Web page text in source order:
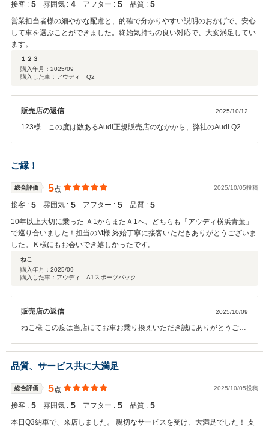
接客 : 5 雰囲気 : 4 アフター : 5 品質 : 5
営業担当者様の細やかな配慮と、的確で分かりやすい説明のおかげで、安心
して車を選ぶことができました。終始気持ちの良い対応で、大変満足してい
ます。
１２３
購入年月： 2025/09
購入した車：アウディ Q2
販売店の返信 2025/10/12
123様 この度は数あるAudi正規販売店のなかから、弊社のAudi Q2を
期間におきましては、書類のご準備などご多忙の中にもかかわらず迅
速にご協力いただきましたこと、重ねて厚く御礼申し上げます。おか
社サービス工場と密に連携し、安心かつ快適なカーライフをお送りい
ただけますよう、スタッフ一同全力でサポートさせていただきます。
引き続き何卒よろしくお願い申し上げます。KB
ご縁！
総合評価 5点 2025/10/05投稿
接客 : 5 雰囲気 : 5 アフター : 5 品質 : 5
10年以上大切に乗った Ａ1からまたＡ1へ、どちらも「アウディ横浜青葉」
で巡り合いました！担当のM様 終始丁寧に接客いただきありがとうございま
した。Ｋ様にもお会いでき嬉しかったです。
ねこ
購入年月： 2025/09
購入した車：アウディ A1スポーツバック
販売店の返信 2025/10/09
ねこ様 この度は当店にてお車お乗り換えいただき誠にありがとうござ
願い致します。
品質、サービス共に大満足
総合評価 5点 2025/10/05投稿
接客 : 5 雰囲気 : 5 アフター : 5 品質 : 5
本日Q3納車で、来店しました。 親切なサービスを受け、大満足でした！ 支